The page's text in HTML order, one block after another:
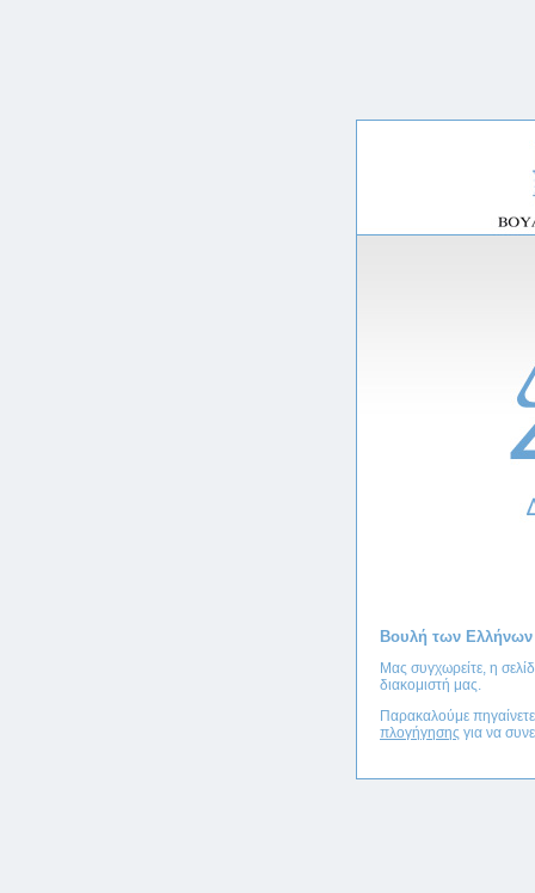
Βουλή των Ελλήνων
Μας συγχωρείτε, η
διακομιστή μας.
Παρακαλούμε
πλογήγησης για να